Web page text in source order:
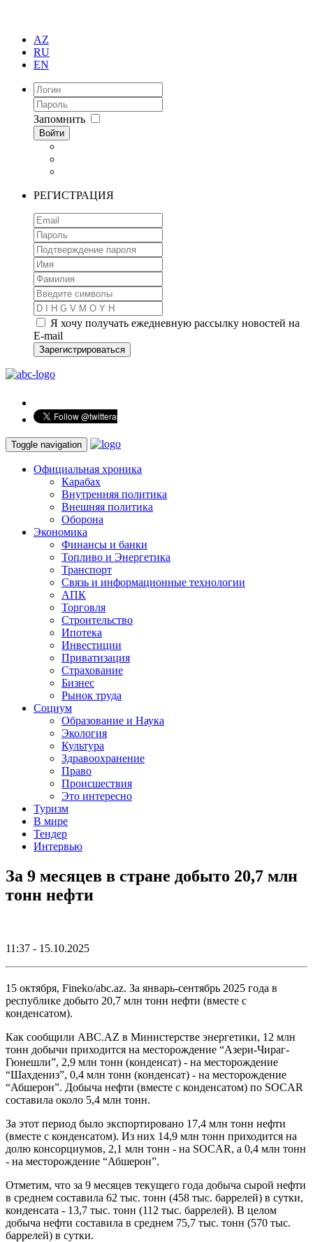
AZ
RU
EN
Запомнить
Войти
РЕГИСТРАЦИЯ
Я хочу получать ежедневную рассылку новостей на
E-mail
Зарегистрироваться
Toggle navigation
Официальная хроника
Карабах
Внутренняя политика
Внешняя политика
Оборона
Экономика
Финансы и банки
Топливо и Энергетика
Транспорт
Связь и информационные технологии
АПК
Торговля
Строительство
Ипотека
Инвестиции
Приватизация
Страхование
Бизнес
Рынок труда
Социум
Образование и Наука
Экология
Культура
Здравоохранение
Право
Происшествия
Это интересно
Туризм
В мире
Тендер
Интервью
За 9 месяцев в стране добыто 20,7 млн
тонн нефти
11:37 - 15.10.2025
15 октября, Fineko/abc.az. За январь-сентябрь 2025 года в
республике добыто 20,7 млн тонн нефти (вместе с
конденсатом).
Как сообщили ABC.AZ в Министерстве энергетики, 12 млн
тонн добычи приходится на месторождение “Азери-Чираг-
Гюнешли”, 2,9 млн тонн (конденсат) - на месторождение
“Шахдениз”, 0,4 млн тонн (конденсат) - на месторождение
“Абшерон”. Добыча нефти (вместе с конденсатом) по SOCAR
составила около 5,4 млн тонн.
За этот период было экспортировано 17,4 млн тонн нефти
(вместе с конденсатом). Из них 14,9 млн тонн приходится на
долю консорциумов, 2,1 млн тонн - на SOCAR, а 0,4 млн тонн
- на месторождение “Абшерон”.
Отметим, что за 9 месяцев текущего года добыча сырой нефти
в среднем составила 62 тыс. тонн (458 тыс. баррелей) в сутки,
конденсата - 13,7 тыс. тонн (112 тыс. баррелей). В целом
добыча нефти составила в среднем 75,7 тыс. тонн (570 тыс.
баррелей) в сутки.